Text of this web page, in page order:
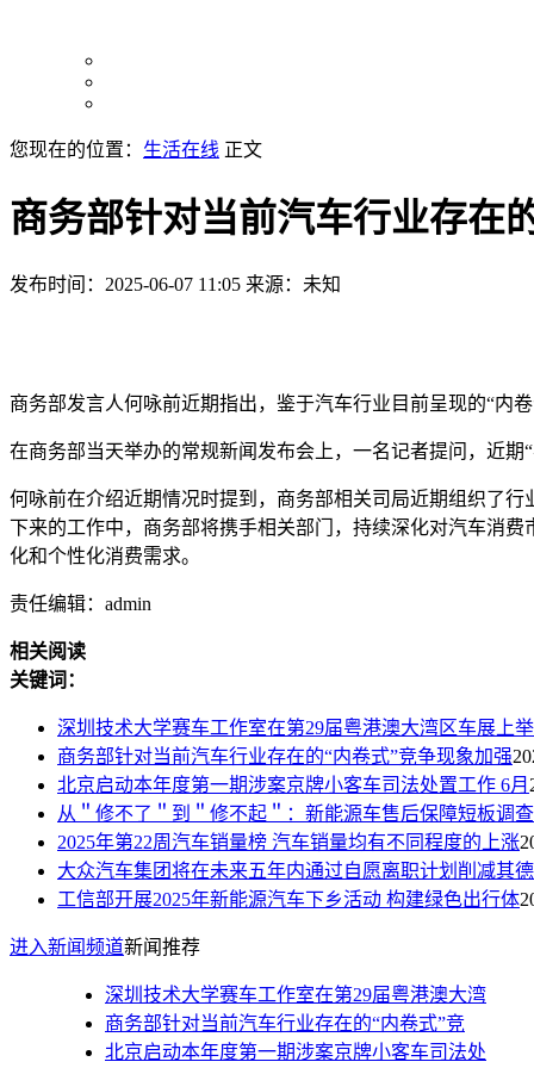
您现在的位置： 生活在线 正文
商务部针对当前汽车行业存在
发布时间：2025-06-07 11:05 来源：未知
商务部发言人何咏前近期指出，鉴于汽车行业目前呈现的“内
在商务部当天举办的常规新闻发布会上，一名记者提问，近
何咏前在介绍近期情况时提到，商务部相关司局近期组织了
下来的工作中，商务部将携手相关部门，持续深化对汽车消
化和个性化消费需求。
责任编辑：admin
相关阅读
关键词：
深圳技术大学赛车工作室在第29届粤港澳大湾区车展上举
商务部针对当前汽车行业存在的“内卷式”竞争现象加强
北京启动本年度第一期涉案京牌小客车司法处置工作 6月
从＂修不了＂到＂修不起＂：新能源车售后保障短板调查
2025年第22周汽车销量榜 汽车销量均有不同程度的上涨
大众汽车集团将在未来五年内通过自愿离职计划削减其德
工信部开展2025年新能源汽车下乡活动 构建绿色出行体
进入新闻频道新闻推荐
深圳技术大学赛车工作室在第29届粤港澳大湾
商务部针对当前汽车行业存在的“内卷式”竞
北京启动本年度第一期涉案京牌小客车司法处